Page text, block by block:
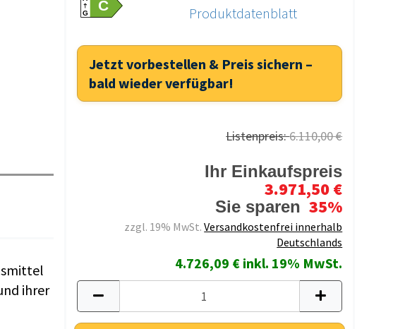
GC Produktdatenblatt
Jetzt vorbestellen & Preis sichern –
bald wieder verfügbar!
Listenpreis:6.110,00 €
Ihr Einkaufspreis
3.971,50 €
Sie sparen 35%
zzgl. 19% MwSt.Versandkostenfrei innerhalb
Deutschlands
4.726,09 € inkl. 19% MwSt.
ihrer